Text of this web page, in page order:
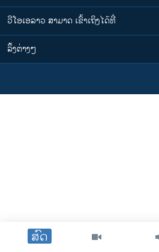
ສົດ
ວີໂອເອລາວ ສາມາດ ເຂົ້າເຖິງໄດ້ທີ່
​ລິ້ງ​ຕ່າງໆ